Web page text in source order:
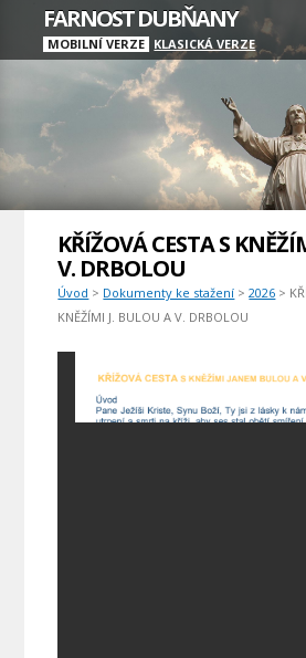
FARNOST DUBŇANY
MOBILNÍ VERZE KLASICKÁ VERZE
KŘÍŽOVÁ CESTA S
V. DRBOLOU
Úvod > Dokumenty ke stažení >2026 >
KNĚŽÍMI J. BULOU A V. DRBOLOU